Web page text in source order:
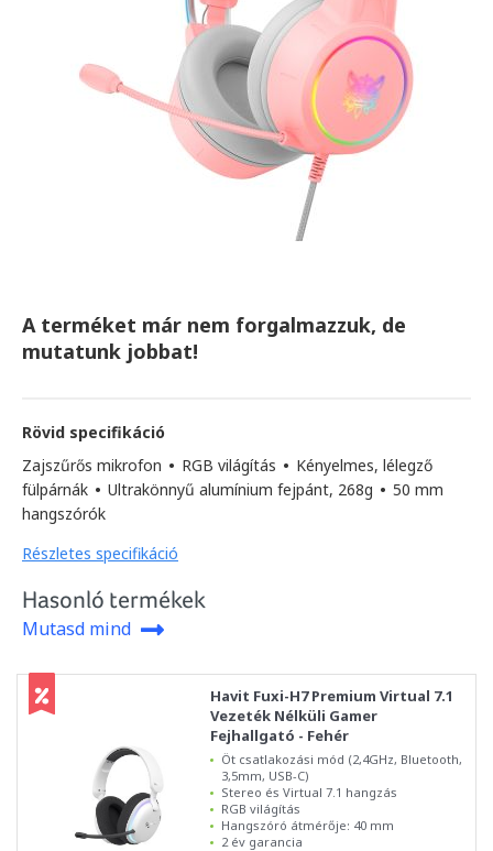
A terméket már nem forgalmazzuk, de
mutatunk jobbat!
Rövid specifikáció
Zajszűrős mikrofon • RGB világítás • Kényelmes, lélegző
fülpárnák • Ultrakönnyű alumínium fejpánt, 268g • 50 mm
hangszórók
Részletes specifikáció
Hasonló termékek
Mutasd mind
Havit Fuxi-H7 Premium Virtual 7.1
Vezeték Nélküli Gamer
Fejhallgató - Fehér
Öt csatlakozási mód (2,4GHz, Bluetooth,
3,5mm, USB-C)
Stereo és Virtual 7.1 hangzás
RGB világítás
Hangszóró átmérője: 40 mm
2 év garancia